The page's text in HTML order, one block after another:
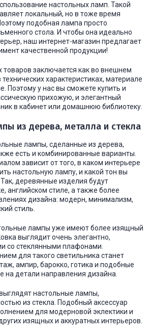
настольных ламп. Такой
локальный, но в тоже время
подобная лампа просто
стола. И чтобы она идеально
наш интернет-магазин предлагает
качественной продукции!
товаров заключается как во внешнем
характеристиках, материале
Поэтому у нас вы сможете купить и
прихожую, и элегантный
в кабинет или домашнюю библиотеку.
из дерева, металла и стекла
лампы, сделанные из дерева,
есть и комбинированные варианты.
зависит от того, в каком интерьере
настольную лампу, и какой тон вы
деревянные изделия будут
английском стиле, а также более
дизайна: модерн, минимализм,
стиль.
лампы уже имеют более изящный
выглядит очень элегантно,
со стеклянными плафонами.
для такого светильника станет
ампир, барокко, готика и подобные
на детали направления дизайна.
настольные лампы,
из стекла. Подобный аксессуар
для модерновой эклектики и
изящных и аккуратных интерьеров.